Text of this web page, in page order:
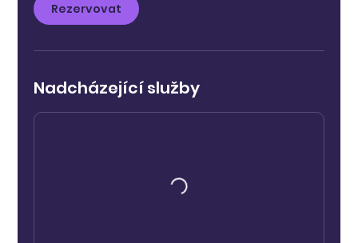
Rezervovat
Nadcházející služby